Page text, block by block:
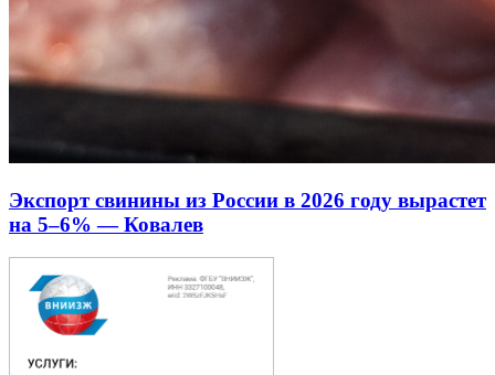
Экспорт свинины из России в 2026 году вырастет
на 5–6% — Ковалев